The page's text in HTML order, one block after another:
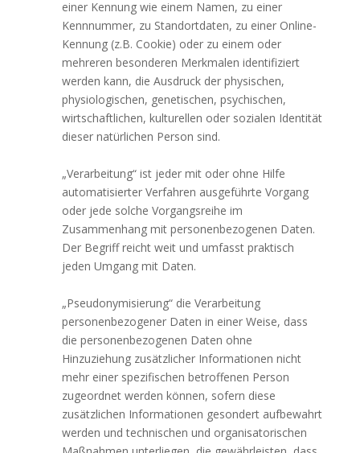
einer Kennung wie einem Namen, zu einer
Kennnummer, zu Standortdaten, zu einer Online-
Kennung (z.B. Cookie) oder zu einem oder
mehreren besonderen Merkmalen identifiziert
werden kann, die Ausdruck der physischen,
physiologischen, genetischen, psychischen,
wirtschaftlichen, kulturellen oder sozialen Identität
dieser natürlichen Person sind.
„Verarbeitung“ ist jeder mit oder ohne Hilfe
automatisierter Verfahren ausgeführte Vorgang
oder jede solche Vorgangsreihe im
Zusammenhang mit personenbezogenen Daten.
Der Begriff reicht weit und umfasst praktisch
jeden Umgang mit Daten.
„Pseudonymisierung“ die Verarbeitung
personenbezogener Daten in einer Weise, dass
die personenbezogenen Daten ohne
Hinzuziehung zusätzlicher Informationen nicht
mehr einer spezifischen betroffenen Person
zugeordnet werden können, sofern diese
zusätzlichen Informationen gesondert aufbewahrt
werden und technischen und organisatorischen